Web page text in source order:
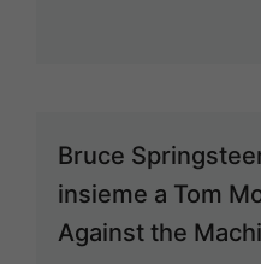
Bruce
insieme a Tom
Against the